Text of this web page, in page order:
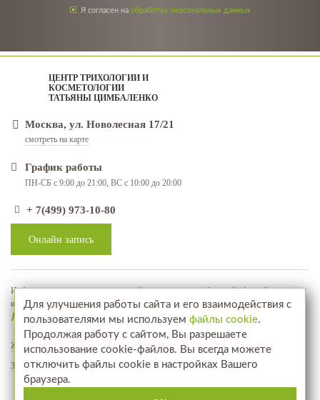
Я согласен на обработку персональных данных
ЦЕНТР ТРИХОЛОГИИ И
КОСМЕТОЛОГИИ
ТАТЬЯНЫ ЦИМБАЛЕНКО
Москва, ул. Новолесная 17/21
смотреть на карте
График работы
ПН-СБ с 9:00 до 21:00, ВС с 10:00 до 20:00
+ 7(499) 973-10-80
Онлайн запись
Информация, представленная на сайте, не является публичной офертой, а
используется в качестве рекламно-информационных материалов
Лицензия № ЛО-77-01-018071
Жалобы и предложения
Запись на прием
Для улучшения работы сайта и его взаимодействия с
пользователями мы используем файлы cookie.
Продолжая работу с сайтом, Вы разрешаете
использование cookie-файлов. Вы всегда можете
отключить файлы cookie в настройках Вашего
браузера.